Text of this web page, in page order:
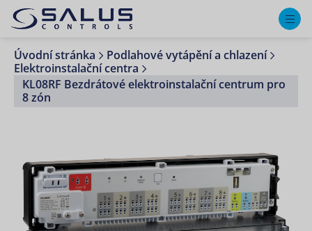
Úvodní stránka
Podlahové vytápění a chlazení
Elektroinstalační centra
KL08RF Bezdrátové elektroinstalační centrum pro
8 zón